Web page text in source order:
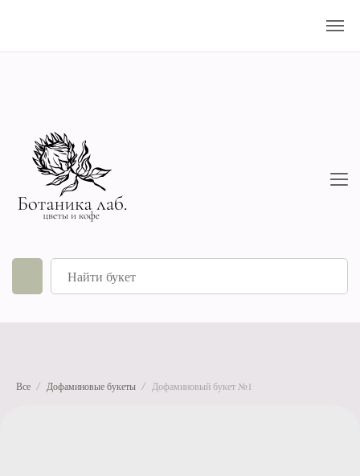
Все Дофаминовые букеты Дофаминовый букет №1